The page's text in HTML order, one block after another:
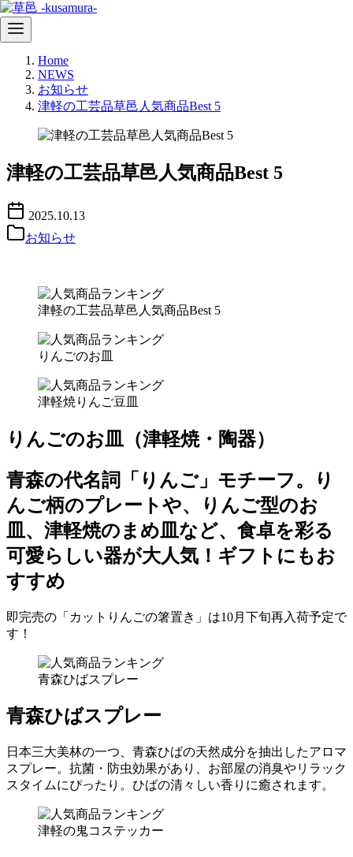
動
Home
NEWS
お知らせ
津軽の工芸品草邑人気商品Best 5
津軽の工芸品草邑人気商品Best 5
2025.10.13
お知らせ
津軽の工芸品草邑人気商品Best 5
りんごのお皿
津軽焼りんご豆皿
りんごのお皿（津軽焼・陶器）
青森の代名詞「りんご」モチーフ。り
んご柄のプレートや、りんご型のお
皿、津軽焼のまめ皿など、食卓を彩る
可愛らしい器が大人気！ギフトにもお
すすめ
即完売の「カットりんごの箸置き」は10月下旬再入荷予定で
す！
青森ひばスプレー
青森ひばスプレー
日本三大美林の一つ、青森ひばの天然成分を抽出したアロマ
スプレー。抗菌・防虫効果があり、お部屋の消臭やリラック
スタイムにぴったり。ひばの清々しい香りに癒されます。
津軽の鬼コステッカー